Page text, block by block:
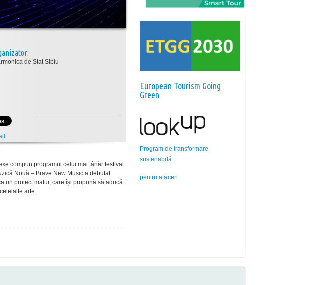
de Stat Sibiu
compun programul celui mai tânăr festival
ă Nouă – Brave New Music a debutat
un proiect matur, care își propună să aducă
celelalte arte.
European Tourism Going
Green
Program de transformare
sustenabilă
pentru afaceri